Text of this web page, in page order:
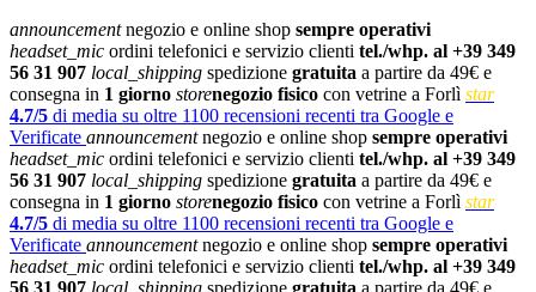
announcementnegozio e online shop sempre operativi
headset_mic ordini telefonici e servizio clienti tel./whp. al +39 349
56 31 907 local_shipping spedizione gratuita a partire da 49€ e
consegna in 1 giorno storenegozio fisico con vetrine a Forlì star
4.7/5 di media su oltre 1100 recensioni recenti tra Google e
Verificate announcementnegozio e online shop sempre operativi
headset_mic ordini telefonici e servizio clienti tel./whp. al +39 349
56 31 907 local_shipping spedizione gratuita a partire da 49€ e
consegna in 1 giorno storenegozio fisico con vetrine a Forlì star
4.7/5 di media su oltre 1100 recensioni recenti tra Google e
Verificate announcementnegozio e online shop sempre operativi
headset_mic ordini telefonici e servizio clienti tel./whp. al +39 349
56 31 907 local_shipping spedizione gratuita a partire da 49€ e